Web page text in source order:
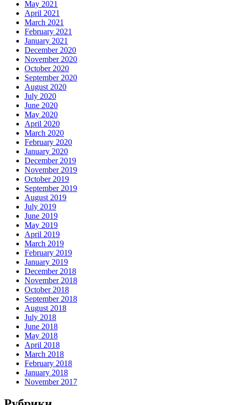
May 2021
April 2021
March 2021
February 2021
January 2021
December 2020
November 2020
October 2020
September 2020
August 2020
July 2020
June 2020
May 2020
April 2020
March 2020
February 2020
January 2020
December 2019
November 2019
October 2019
September 2019
August 2019
July 2019
June 2019
May 2019
April 2019
March 2019
February 2019
January 2019
December 2018
November 2018
October 2018
September 2018
August 2018
July 2018
June 2018
May 2018
April 2018
March 2018
February 2018
January 2018
November 2017